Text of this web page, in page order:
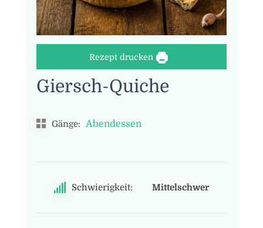
Rezept drucken
Giersch-Quiche
Gänge: Abendessen
Schwierigkeit: Mittelschwer